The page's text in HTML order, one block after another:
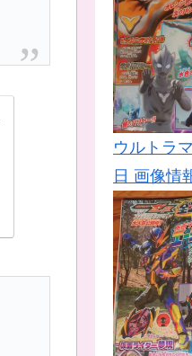
ウルトラ
日 画像情